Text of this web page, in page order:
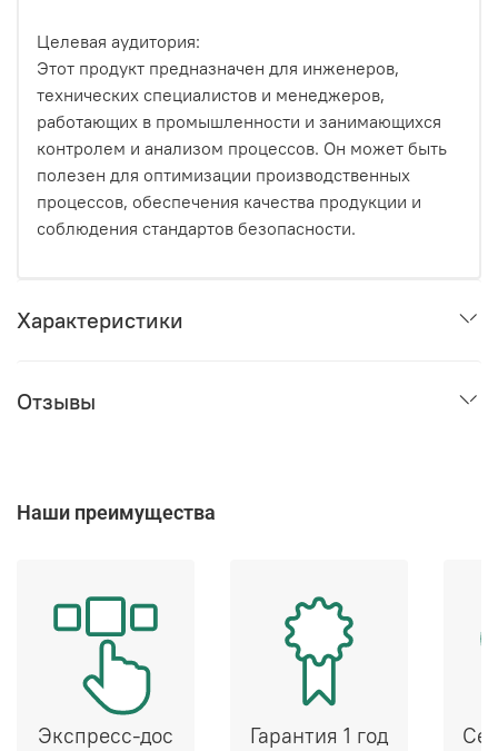
Целевая аудитория:
Этот продукт предназначен для инженеров,
технических специалистов и менеджеров,
работающих в промышленности и занимающихся
контролем и анализом процессов. Он может быть
полезен для оптимизации производственных
процессов, обеспечения качества продукции и
соблюдения стандартов безопасности.
Характеристики
Отзывы
Наши преимущества
Экспресс-дос
Гарантия 1 год